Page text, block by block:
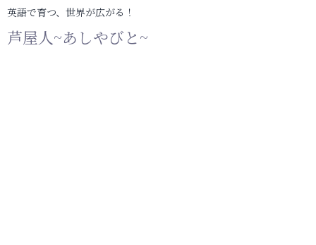
英語で育つ、世界が広がる！
芦屋人~あしやびと~